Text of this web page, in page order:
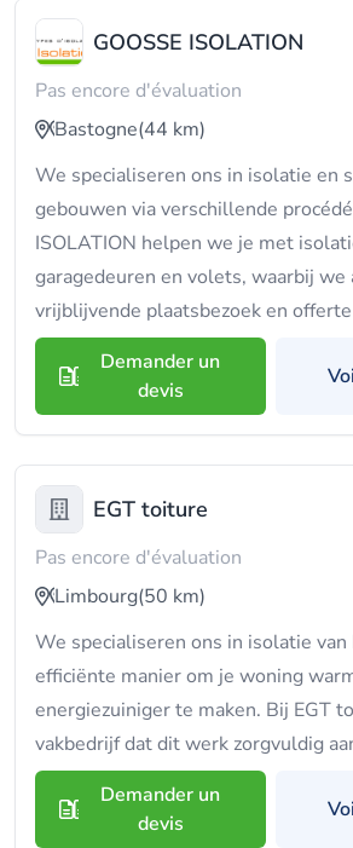
GOOSSE ISOLATION
Pas encore d'évaluation
Bastogne(44 km)
We specialiseren ons in isolatie en
gebouwen via verschillende
ISOLATION helpen we je met
garagedeuren en volets, waarbij we
vrijblijvende plaatsbezoek en
Demander un
devis
EGT toiture
Pas encore d'évaluation
Limbourg(50 km)
We specialiseren ons in isolatie
efficiënte manier om je woning
energiezuiniger te maken. Bij EGT
vakbedrijf dat dit werk zorgvuldig
Demander un
devis